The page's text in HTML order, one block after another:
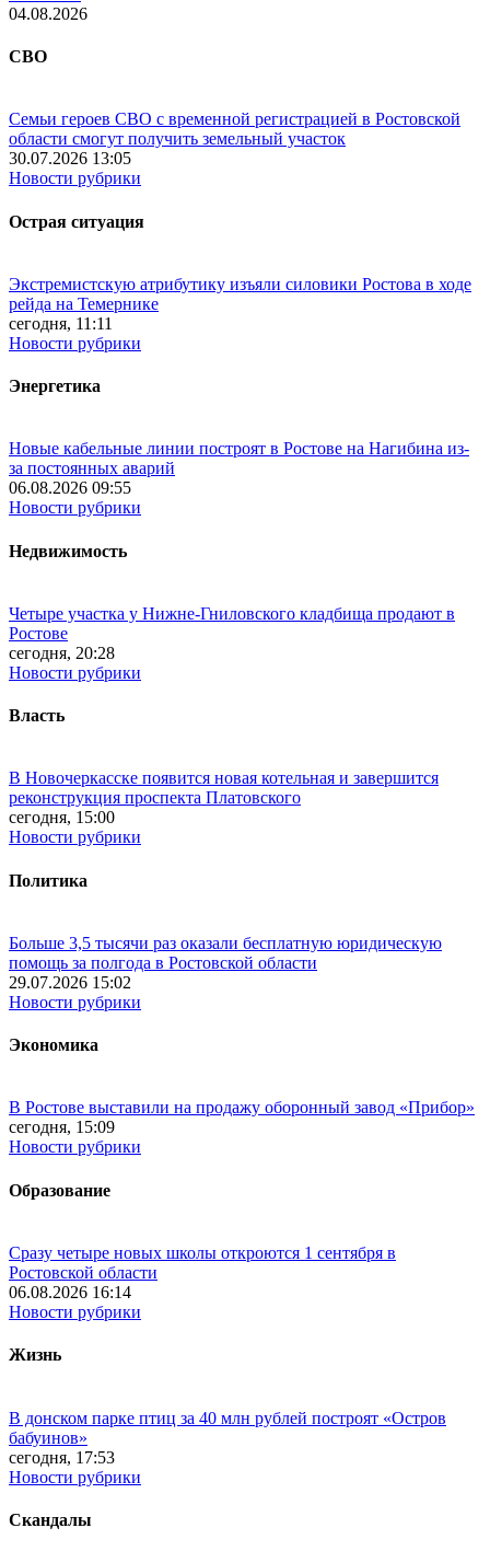
04.08.2026
СВО
Семьи героев СВО с временной регистрацией в Ростовской
области смогут получить земельный участок
30.07.2026 13:05
Новости рубрики
Острая ситуация
Экстремистскую атрибутику изъяли силовики Ростова в ходе
рейда на Темернике
сегодня, 11:11
Новости рубрики
Энергетика
Новые кабельные линии построят в Ростове на Нагибина из-
за постоянных аварий
06.08.2026 09:55
Новости рубрики
Недвижимость
Четыре участка у Нижне-Гниловского кладбища продают в
Ростове
сегодня, 20:28
Новости рубрики
Власть
В Новочеркасске появится новая котельная и завершится
реконструкция проспекта Платовского
сегодня, 15:00
Новости рубрики
Политика
Больше 3,5 тысячи раз оказали бесплатную юридическую
помощь за полгода в Ростовской области
29.07.2026 15:02
Новости рубрики
Экономика
В Ростове выставили на продажу оборонный завод «Прибор»
сегодня, 15:09
Новости рубрики
Образование
Сразу четыре новых школы откроются 1 сентября в
Ростовской области
06.08.2026 16:14
Новости рубрики
Жизнь
В донском парке птиц за 40 млн рублей построят «Остров
бабуинов»
сегодня, 17:53
Новости рубрики
Скандалы